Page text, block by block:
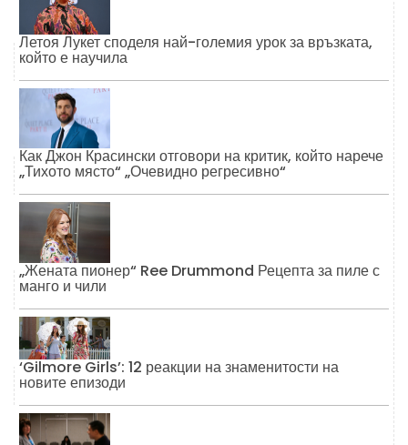
Летоя Лукет споделя най-големия урок за връзката,
който е научила
Как Джон Красински отговори на критик, който нарече
„Тихото място“ „Очевидно регресивно“
„Жената пионер“ Ree Drummond Рецепта за пиле с
манго и чили
‘Gilmore Girls’: 12 реакции на знаменитости на
новите епизоди